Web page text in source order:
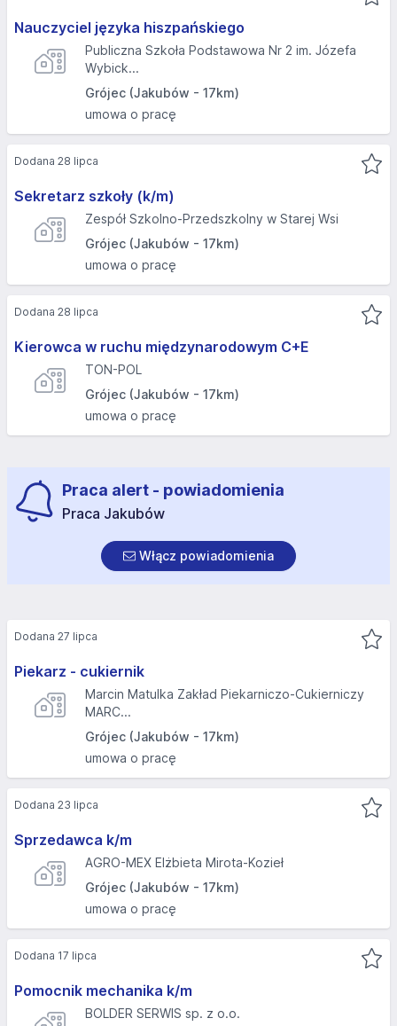
Nauczyciel języka hiszpańskiego
Publiczna Szkoła Podstawowa Nr 2 im. Józefa
Wybick...
Grójec (Jakubów - 17km)
umowa o pracę
Sekretarz szkoły (k/m)
Zespół Szkolno-Przedszkolny w Starej Wsi
Grójec (Jakubów - 17km)
umowa o pracę
Dodana 28 lipca
Kierowca w ruchu międzynarodowym C+E
TON-POL
Grójec (Jakubów - 17km)
umowa o pracę
Dodana 28 lipca
Praca alert - powiadomienia
Praca Jakubów
Włącz powiadomienia
Piekarz - cukiernik
Marcin Matulka Zakład Piekarniczo-Cukierniczy
MARC...
Grójec (Jakubów - 17km)
umowa o pracę
Dodana 27 lipca
Sprzedawca k/m
AGRO-MEX Elżbieta Mirota-Kozieł
Grójec (Jakubów - 17km)
umowa o pracę
Dodana 23 lipca
Pomocnik mechanika k/m
BOLDER SERWIS sp. z o.o.
Dodana 17 lipca